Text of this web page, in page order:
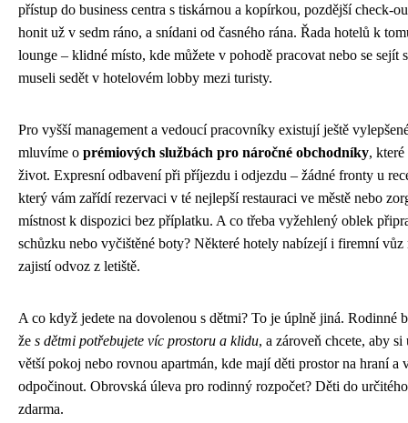
přístup do business centra s tiskárnou a kopírkou, pozdější check-
honit už v sedm ráno, a snídani od časného rána. Řada hotelů k
lounge – klidné místo, kde můžete v pohodě pracovat nebo se sejít
museli sedět v hotelovém lobby mezi turisty.
Pro vyšší management a vedoucí pracovníky existují ještě
mluvíme o prémiových službách pro náročné obchodníky,
život. Expresní odbavení při příjezdu i odjezdu – žádné fronty u
který vám zařídí rezervaci v té nejlepší restauraci ve městě nebo
místnost k dispozici bez příplatku. A co třeba vyžehlený oblek
schůzku nebo vyčištěné boty? Některé hotely nabízejí i firemní vůz
zajistí odvoz z letiště.
A co když jedete na dovolenou s dětmi? To je úplně jiná. Rodinné
že s dětmi potřebujete víc prostoru a klidu, a zároveň chcete, aby
větší pokoj nebo rovnou apartmán, kde mají děti prostor na hraní a
odpočinout. Obrovská úleva pro rodinný rozpočet? Děti do
zdarma.